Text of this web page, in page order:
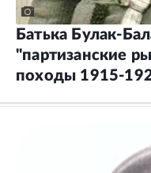
Батька
"партизанские
походы